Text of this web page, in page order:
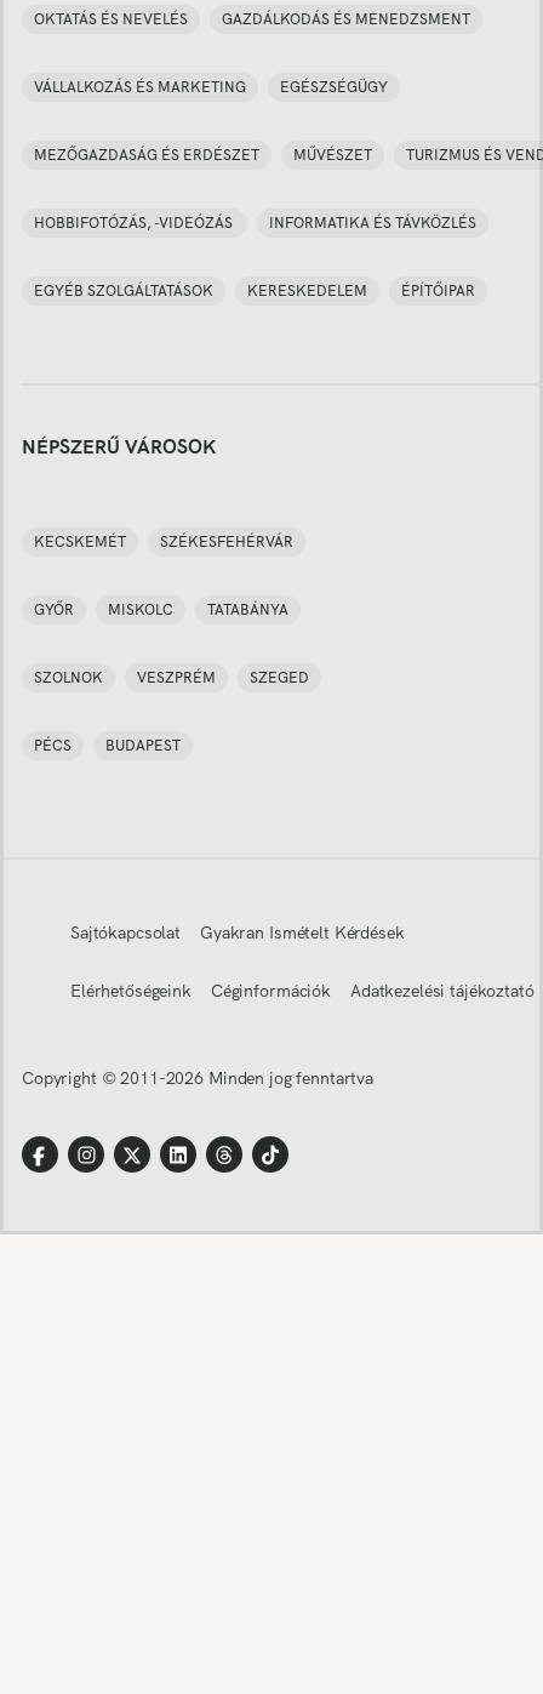
OKTATÁS ÉS NEVELÉS GAZDÁLKODÁS ÉS MENEDZSMENT
VÁLLALKOZÁS ÉS MARKETING EGÉSZSÉGÜGY
MEZŐGAZDASÁG ÉS ERDÉSZET MŰVÉSZET TURIZMUS ÉS
HOBBIFOTÓZÁS, -VIDEÓZÁS INFORMATIKA ÉS TÁVKÖZLÉS
EGYÉB SZOLGÁLTATÁSOK KERESKEDELEM ÉPÍTŐIPAR
NÉPSZERŰ VÁROSOK
KECSKEMÉT SZÉKESFEHÉRVÁR
GYŐR MISKOLC TATABÁNYA
SZOLNOK VESZPRÉM SZEGED
PÉCS BUDAPEST
Sajtókapcsolat Gyakran Ismételt Kérdések
Elérhetőségeink Céginformációk Adatkezelési tájékoztató
Copyright © 2011-2026 Minden jog fenntartva